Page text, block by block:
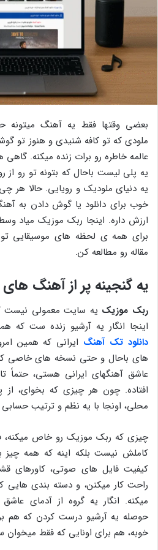
بعضی وقتها فقط یه آهنگ میتونه
ملودی که تو کافه شنیدی و هنوز تو
عالمه خاطره رو برات زنده میکنه.
یه پلی ‌لیست باحال که بتونه تو رو از
یه دنیای ملودیک و رویایی. حالا هر
خوب برای دانلود یا گوش دادن به
ارزش داره. اینجا ربک موزیک میاد
برای همه ی لحظه‌ های موسیقایی
مقاله رو مطالعه کن.
یه گنجینه پر از آهنگ
ربک موزیک یه سایت معمولی نیست
اینجا انگار یه آرشیو زنده ‌ست که
دانلود تک آهنگ ایرانی که همین
‌های باحال و حتی نسخه‌ های خاصی
عاشق آهنگهای ایرانی هستی، حتماً
افتاده. چون هر چیزی که بخوای،
محلی، اونجا با یه نظم و ترتیب حسابی
چیزی که ربک موزیک رو خاص میکنه،
کاملش نیست بلکه اینه که همه‌ چیز
کیفیت فایل های صوتی، کاورهای
راحت کار میکنن، و دسته ‌بندی‌ هایی
میکنه. انگار یه گروه از آدمای
حوصله یه آرشیو درست کردن که هم
خوبه، هم برای اونایی که فقط میخوان